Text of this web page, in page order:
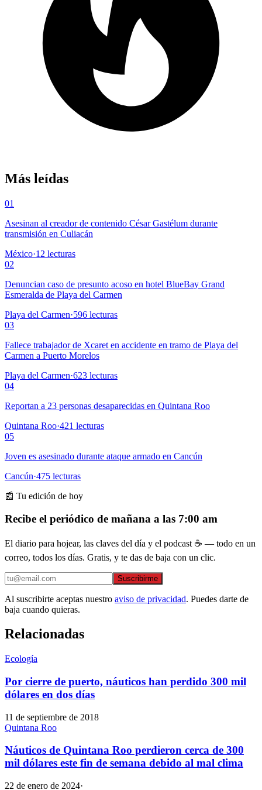
Más leídas
01
Asesinan al creador de contenido César Gastélum durante
transmisión en Culiacán
México·12 lecturas
02
Denuncian caso de presunto acoso en hotel BlueBay Grand
Esmeralda de Playa del Carmen
Playa del Carmen·596 lecturas
03
Fallece trabajador de Xcaret en accidente en tramo de Playa del
Carmen a Puerto Morelos
Playa del Carmen·623 lecturas
04
Reportan a 23 personas desaparecidas en Quintana Roo
Quintana Roo·421 lecturas
05
Joven es asesinado durante ataque armado en Cancún
Cancún·475 lecturas
📰 Tu edición de hoy
Recibe el periódico de mañana a las 7:00 am
El diario para hojear, las claves del día y el podcast ☕ — todo en un
correo, todos los días. Gratis, y te das de baja con un clic.
Suscribirme
Al suscribirte aceptas nuestro aviso de privacidad. Puedes darte de
baja cuando quieras.
Relacionadas
Ecología
Por cierre de puerto, náuticos han perdido 300 mil
dólares en dos días
11 de septiembre de 2018
Quintana Roo
Náuticos de Quintana Roo perdieron cerca de 300
mil dólares este fin de semana debido al mal clima
22 de enero de 2024·